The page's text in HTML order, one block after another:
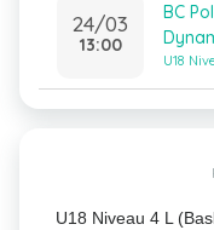
24/03
13:00
BC
U18
U18 Niveau 4 L